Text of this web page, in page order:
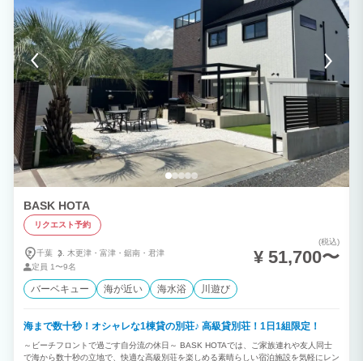
BASK HOTA
リクエスト予約
千葉 木更津・ 富津・ 鋸南・ 君津
定員 1〜9名
(税込)
¥ 51,700〜
バーベキュー 海が近い 海水浴 川遊び
海まで数十秒！オシャレな1棟貸の別荘♪ 高級貸別荘！1日1組限定！
～ビーチフロントで過ごす自分流の休日～ BASK HOTAでは、ご家族連れや友人同士
で海から数十秒の立地で、快適な高級別荘を楽しめる素晴らしい宿泊施設を気軽にレン